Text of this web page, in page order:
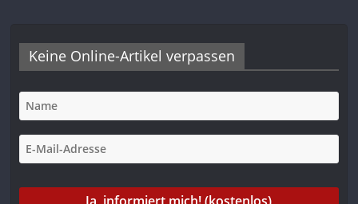
Keine Online-Artikel verpassen